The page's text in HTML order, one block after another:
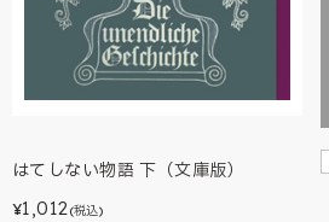
はてしない物語 下（文庫版）
¥1,012(税込)